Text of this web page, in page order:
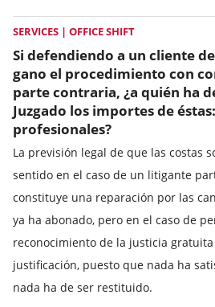
SERVICES | OFFICE SHIFT
Si defendiendo a un cliente
gano el procedimiento con
parte contraria, ¿a quién ha
Juzgado los importes de
profesionales?
La previsión legal de que las costas
sentido en el caso de un litigante
constituye una reparación por las
ya ha abonado, pero en el caso de
reconocimiento de la justicia
justificación, puesto que nada ha
nada ha de ser restituido.